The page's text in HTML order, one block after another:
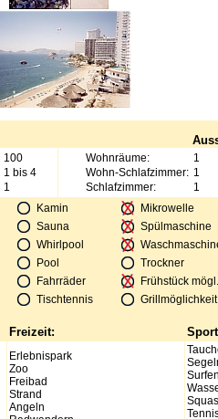
100
1 bis 4
1
Wohnräume:
1
Wohn-Schlafzimmer: 1
Schlafzimmer:
1
Kamin Mikrowelle
Sauna Spülmaschine
Whirlpool
Pool Trockner
Fahrräder Frühstück mögl.
Tischtennis Grillmöglichkeit
Freizeit:
Erlebnispark
Zoo
Freibad
Strand
Angeln
Surfen